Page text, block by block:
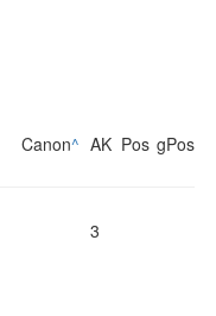
Canon^ AK Pos gPos
3